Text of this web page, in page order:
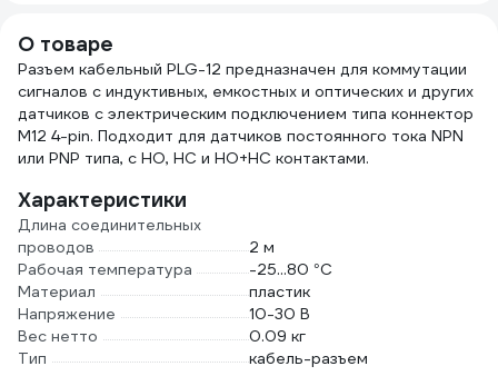
О товаре
Разъем кабельный PLG-12 предназначен для коммутации
сигналов с индуктивных, емкостных и оптических и других
датчиков с электрическим подключением типа коннектор
М12 4-pin. Подходит для датчиков постоянного тока NPN
или PNP типа, с НО, НС и НО+НС контактами.
Характеристики
Длина соединительных
проводов
2 м
Рабочая температура
-25...80 °С
Материал
пластик
Напряжение
10-30 В
Вес нетто
0.09 кг
Тип
кабель-разъем